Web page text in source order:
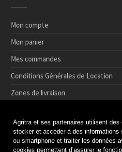
Mon compte
Mon panier
Mes commandes
Conditions Générales de Location
Zones de livraison
Paiement sécurisé
Médiation de la consommation
Agritra et ses partenaires utilisent
stocker et accéder à des informations
ou smartphone et traiter les données
cookies permettent d’assurer le